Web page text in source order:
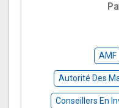
AMF
Autorité Des
Conseillers En